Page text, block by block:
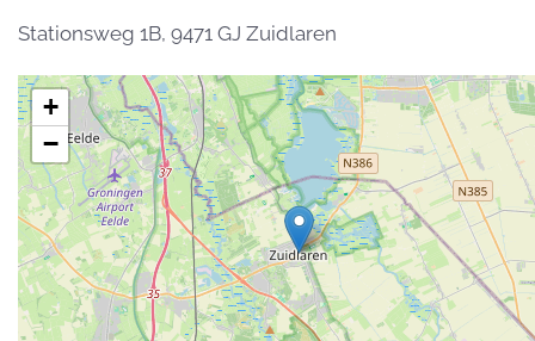
Stationsweg 1B, 9471 GJ Zuidlaren
+
−